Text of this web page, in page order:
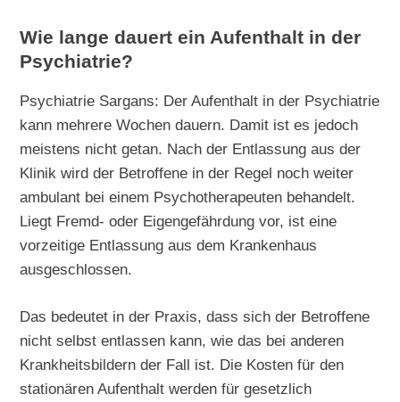
Wie lange dauert ein Aufenthalt in der
Psychiatrie?
Psychiatrie Sargans: Der Aufenthalt in der Psychiatrie
kann mehrere Wochen dauern. Damit ist es jedoch
meistens nicht getan. Nach der Entlassung aus der
Klinik wird der Betroffene in der Regel noch weiter
ambulant bei einem Psychotherapeuten behandelt.
Liegt Fremd- oder Eigengefährdung vor, ist eine
vorzeitige Entlassung aus dem Krankenhaus
ausgeschlossen.
Das bedeutet in der Praxis, dass sich der Betroffene
nicht selbst entlassen kann, wie das bei anderen
Krankheitsbildern der Fall ist. Die Kosten für den
stationären Aufenthalt werden für gesetzlich